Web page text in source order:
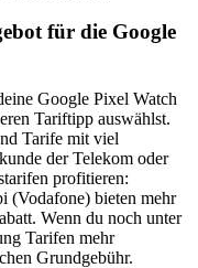
für die Google
Google Pixel Watch
Tariftipp auswählst.
Tarife mit viel
der Telekom oder
profitieren:
(Vodafone) bieten mehr
Wenn du noch unter
Tarifen mehr
Grundgebühr.